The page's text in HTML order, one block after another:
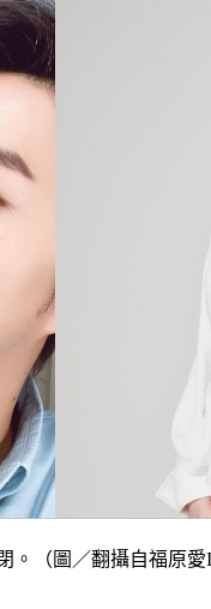
。（圖／翻攝自福原愛